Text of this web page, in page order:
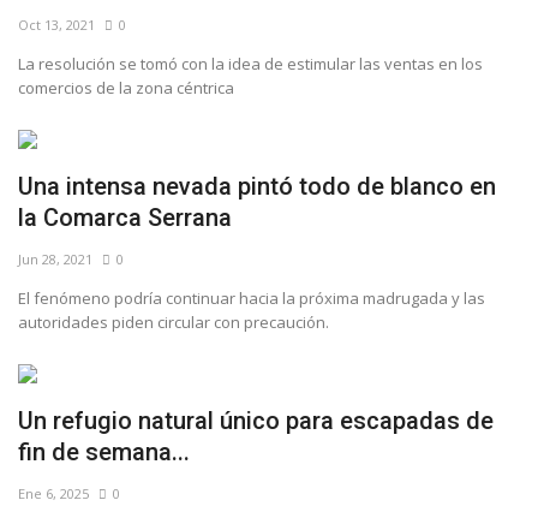
Oct 13, 2021 0
La resolución se tomó con la idea de estimular las ventas en los
comercios de la zona céntrica
Una intensa nevada pintó todo de blanco en
la Comarca Serrana
Jun 28, 2021 0
El fenómeno podría continuar hacia la próxima madrugada y las
autoridades piden circular con precaución.
Un refugio natural único para escapadas de
fin de semana...
Ene 6, 2025 0